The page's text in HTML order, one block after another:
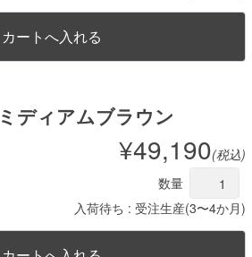
ディアムブラウン
¥49,190(税込)
数量
入荷待ち : 受注生産(3〜4か月)